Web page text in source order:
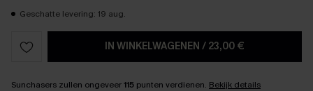
Geschatte levering: 19 aug.
IN WINKELWAGENEN / 23,00 €
Sunchasers zullen ongeveer115 punten verdienen. Bekijk details